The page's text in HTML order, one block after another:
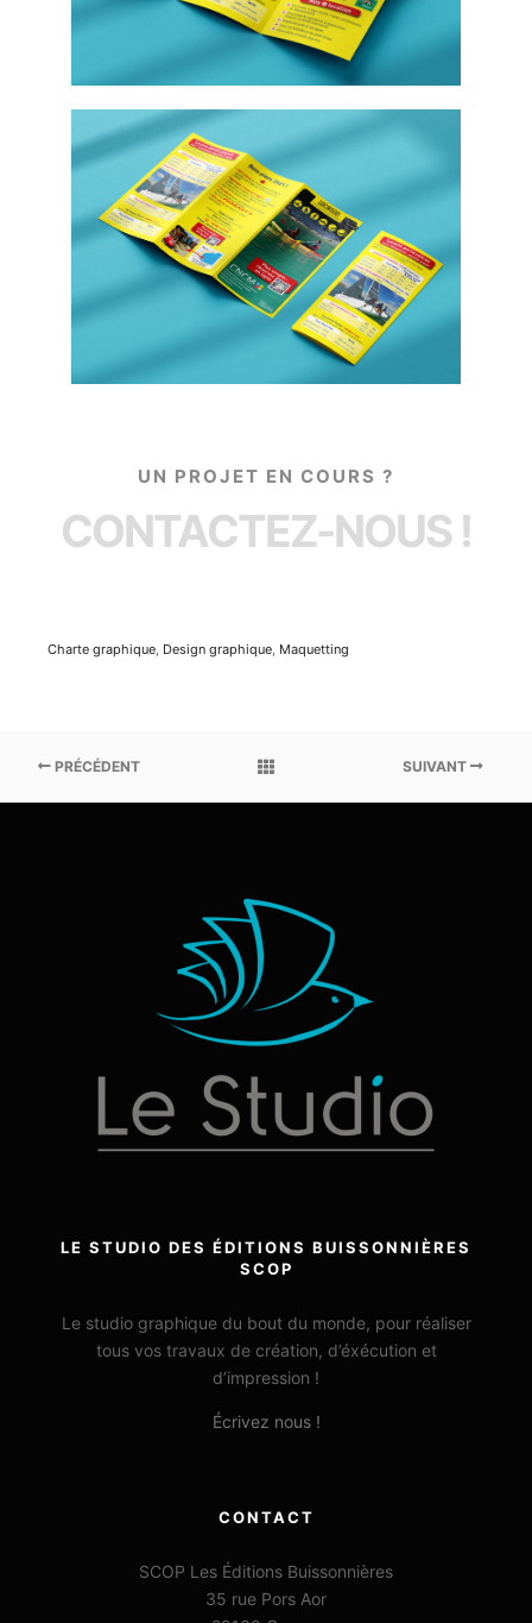
UN PROJET EN COURS ?
CONTACTEZ-NOUS !
Charte graphique, Design graphique, Maquetting
PRÉCÉDENT SUIVANT
LE STUDIO DES ÉDITIONS BUISSONNIÈRES
SCOP
Le studio graphique du bout du monde, pour réaliser
tous vos travaux de création, d’éxécution et
d’impression !
Écrivez nous !
CONTACT
SCOP Les Éditions Buissonnières
35 rue Pors Aor